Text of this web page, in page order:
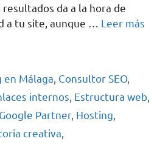
da a la hora de
a tu site, aunque … Leer más
en Málaga, Consultor SEO,
internos, Estructura web,
Google Partner, Hosting,
creativa,